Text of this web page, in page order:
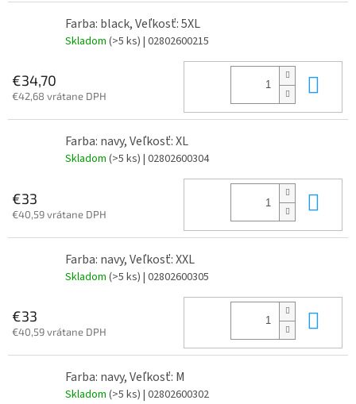
Farba: black, Veľkosť: 5XL
Skladom (>5 ks) | 02802600215
€34,70
€42,68 vrátane DPH
Farba: navy, Veľkosť: XL
Skladom (>5 ks) | 02802600304
€33
€40,59 vrátane DPH
Farba: navy, Veľkosť: XXL
Skladom (>5 ks) | 02802600305
€33
€40,59 vrátane DPH
Farba: navy, Veľkosť: M
Skladom (>5 ks) | 02802600302